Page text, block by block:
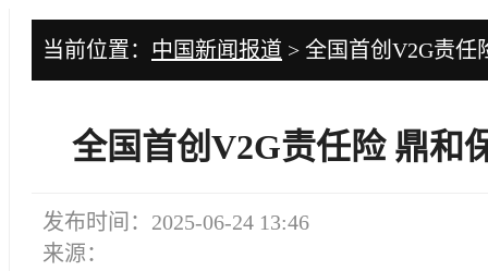
当前位置： 中国新闻报道 > 全国首创V2G责
全国首创V2G责任险 鼎和
发布时间：2025-06-24 13:46
来源：